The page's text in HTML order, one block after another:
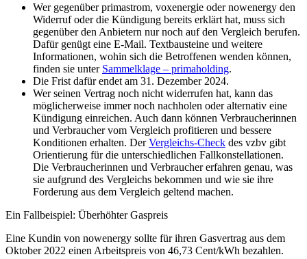
Wer gegenüber primastrom, voxenergie oder nowenergy den
Widerruf oder die Kündigung bereits erklärt hat, muss sich
gegenüber den Anbietern nur noch auf den Vergleich berufen.
Dafür genügt eine E-Mail. Textbausteine und weitere
Informationen, wohin sich die Betroffenen wenden können,
finden sie unter Sammelklage – primaholding.
Die Frist dafür endet am 31. Dezember 2024.
Wer seinen Vertrag noch nicht widerrufen hat, kann das
möglicherweise immer noch nachholen oder alternativ eine
Kündigung einreichen. Auch dann können Verbraucherinnen
und Verbraucher vom Vergleich profitieren und bessere
Konditionen erhalten. DerVergleichs-Check des vzbv gibt
Orientierung für die unterschiedlichen Fallkonstellationen.
Die Verbraucherinnen und Verbraucher erfahren genau, was
sie aufgrund des Vergleichs bekommen und wie sie ihre
Forderung aus dem Vergleich geltend machen.
Ein Fallbeispiel: Überhöhter Gaspreis
Eine Kundin von nowenergy sollte für ihren Gasvertrag aus dem
Oktober 2022 einen Arbeitspreis von 46,73 Cent/kWh bezahlen.